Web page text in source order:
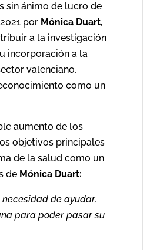
sin ánimo de lucro de
por Mónica Duart,
a la investigación
incorporación a la
valenciano,
como un
aumento de los
objetivos principales
de la salud como un
de Mónica Duart:
de ayudar,
para poder pasar su